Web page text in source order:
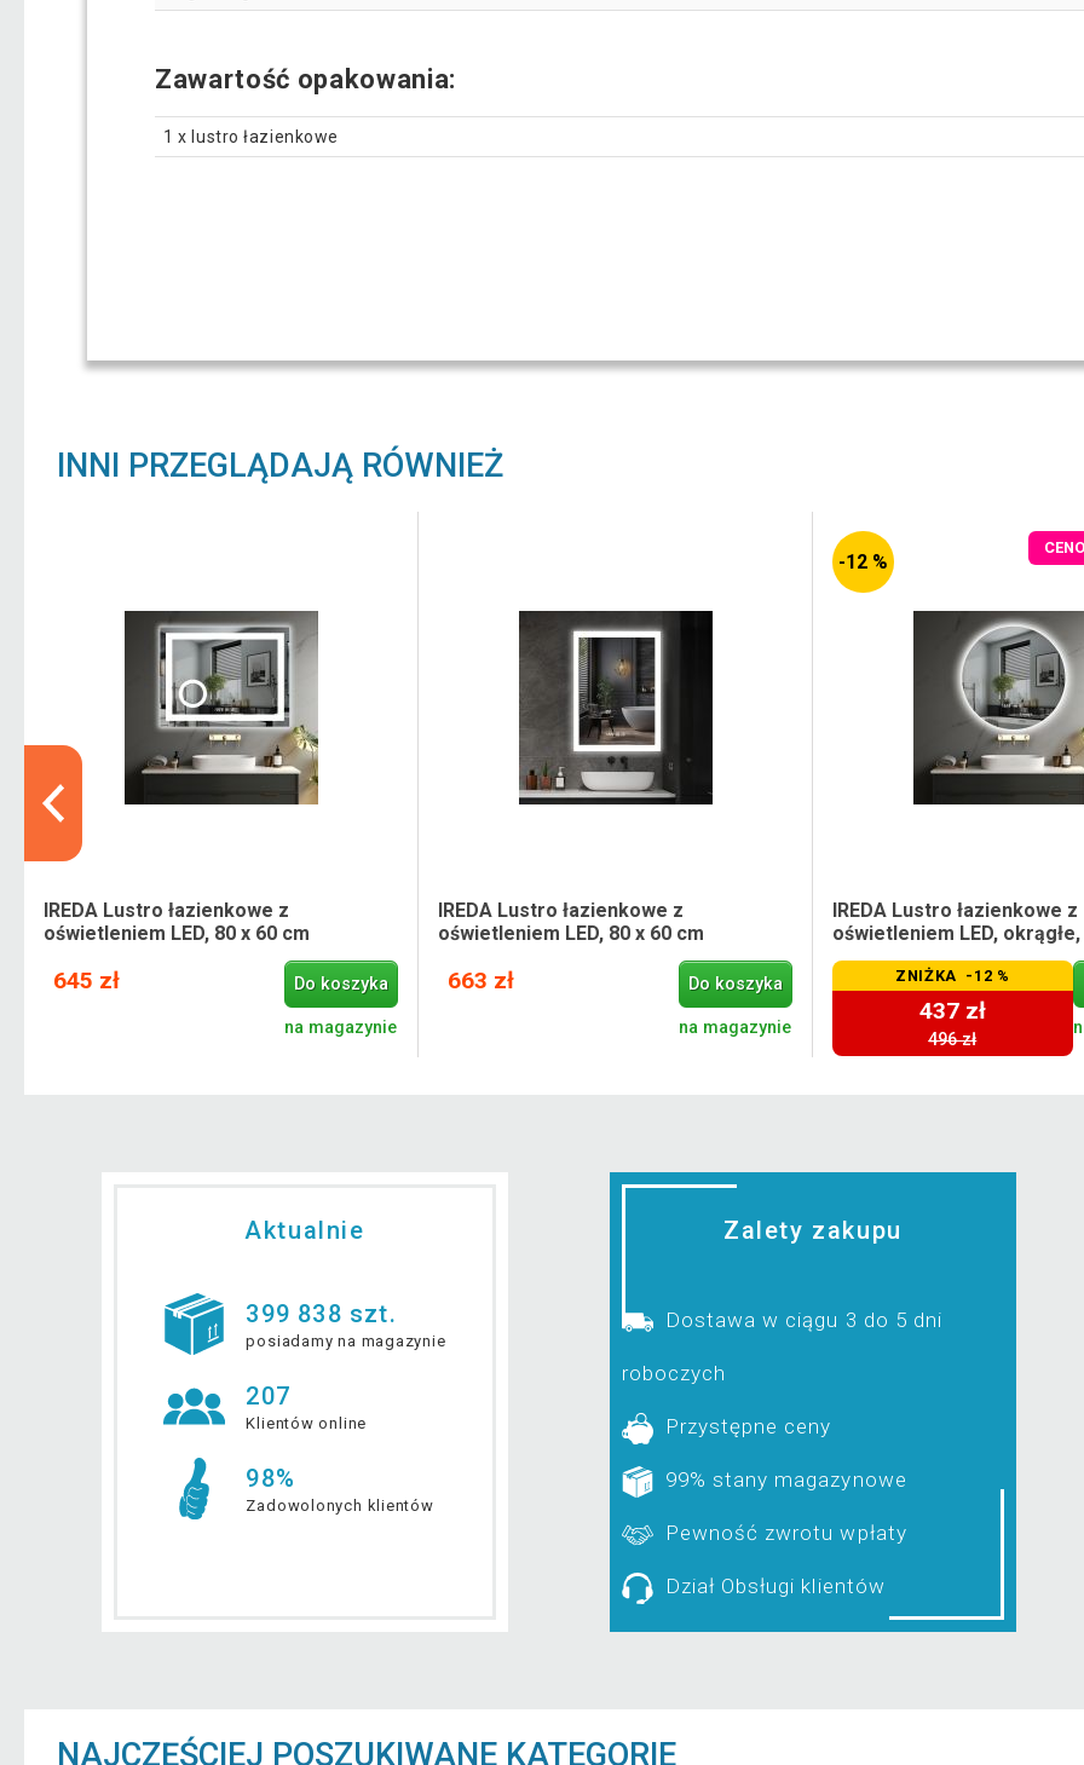
Zawartość opakowania:
1 x lustro łazienkowe
INNI PRZEGLĄDAJĄ RÓWNIEŻ
IREDA Lustro łazienkowe z
oświetleniem LED, 80 x 60 cm
645 zł Do koszyka
na magazynie
IREDA Lustro łazienkowe z
oświetleniem LED, 80 x 60 cm
663 zł Do koszyka
na magazynie
-12 %
IREDA Lustro łazienkowe z
oświetleniem LED,
ZNIŻKA -12 %
437 zł
496 zł
Aktualnie
399 838 szt.
posiadamy na magazynie
207
Klientów online
98%
Zadowolonych klientów
Zalety zakupu
Dostawa w ciągu 3 do 5 dni
roboczych
Przystępne ceny
99% stany magazynowe
Pewność zwrotu wpłaty
Dział Obsługi klientów
NAJCZĘŚCIEJ POSZUKIWANE KATEGORIE